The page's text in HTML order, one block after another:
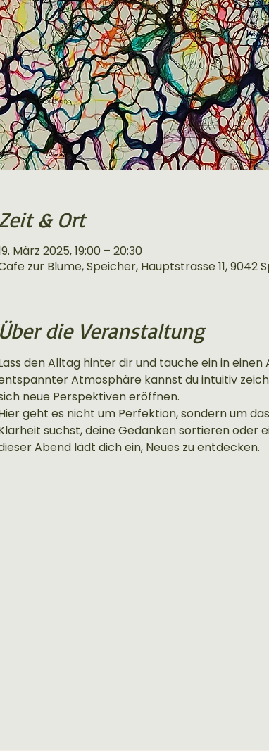
& Ort
März 2025, 19:00 – 20:30
zur Blume, Speicher, Hauptstrasse 11, 9042
Über die Veranstaltung
den Alltag hinter dir und tauche ein in
Atmosphäre kannst du intuitiv
neue Perspektiven eröffnen.
geht es nicht um Perfektion, sondern um
suchst, deine Gedanken sortieren oder
Abend lädt dich ein, Neues zu entdecken.